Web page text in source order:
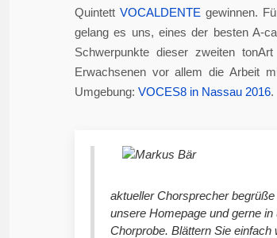
Quintett VOCALDENTE gewinnen.
gelang es uns, eines der besten A-
Schwerpunkte dieser zweiten tonArt
Erwachsenen vor allem die Arbeit
Umgebung: VOCES8 in Nassau 2016.
aktueller Chorsprecher
unsere Homepage und gerne
Chorprobe. Blättern Sie